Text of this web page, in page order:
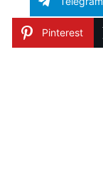
Pinterest